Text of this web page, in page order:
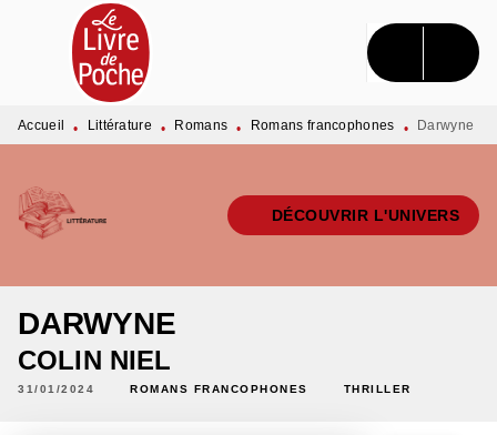
MENU RECHERCHE CONTENU
PIED DE PAGE
Accueil • Littérature • Romans • Romans francophones • Darwyne
DÉCOUVRIR L'UNIVERS
DARWYNE
COLIN NIEL
31/01/2024 ROMANS FRANCOPHONES THRILLER